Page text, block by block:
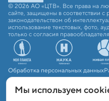
© 2026 АО «ЦТВ». Все права на
сайте, защищены в соответствии
законодательством об
использование текстовых, фото,
только с согласия
Обработка персональных данных
Мы используем